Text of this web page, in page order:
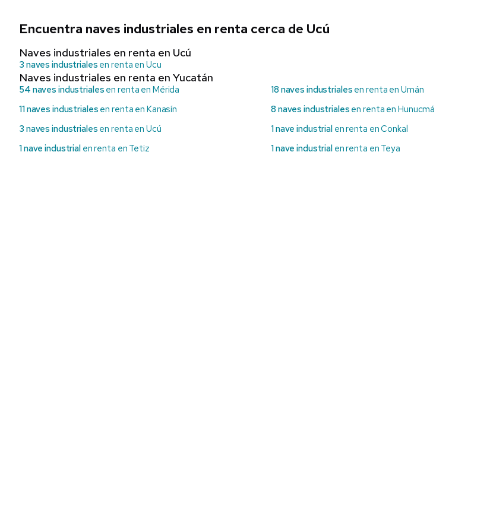
Encuentra naves industriales en renta cerca de Ucú
Naves industriales en renta en Ucú
3 naves industriales en renta en Ucu
Naves industriales en renta en Yucatán
54 naves industriales en renta en Mérida 18 naves industriales en renta en Umán
11 naves industriales en renta en Kanasín 8 naves industriales en renta en Hunucmá
3 naves industriales en renta en Ucú 1 nave industrialen renta en Conkal
1 nave industrialen renta en Tetiz 1 nave industrialen renta en Teya